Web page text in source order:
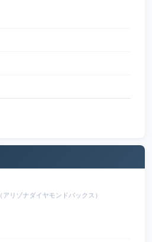
（アリゾナダイヤモンドバックス）